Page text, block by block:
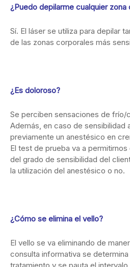
¿Puedo depilarme cualquier zona
Sí. El láser se utiliza para depilar
de las zonas corporales más
¿Es doloroso?
Se perciben sensaciones de frío/
Además, en caso de sensibilidad
previamente un anestésico en
El test de prueba va a
del grado de sensibilidad del
la utilización del anestésico o no.
¿Cómo se elimina el vello?
El vello se va eliminando de
consulta informativa se